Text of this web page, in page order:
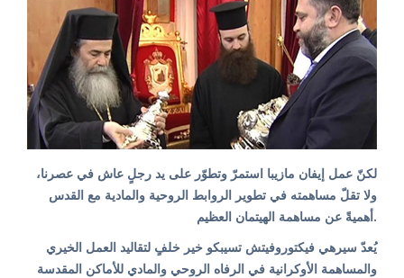
لكنّ عمل إيفان مازيبا استمرّ وتطوّر على يد رجلٍ عاش في عصرنا،
ولا تقلّ مساهمته في تطوير الروابط الروحية والمادية مع القدس
أهميةً عن مساهمة الهيتمان العظيم.
يُعدّ سيرهي فيكتوروفيتش تسيبكو خير خلفٍ لتقاليد العمل الخيري
والمساهمة الأوكرانية في الرفاه الروحي والمادي للأماكن المقدسة